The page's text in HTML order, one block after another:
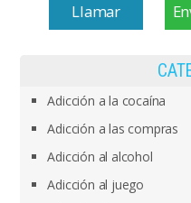
Llamar
Adicción a la cocaína
Adicción a las compras
Adicción al alcohol
Adicción al juego